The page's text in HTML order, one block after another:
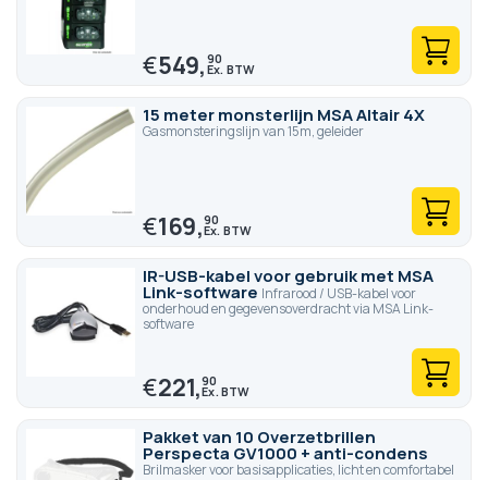
€549,90
15 meter monsterlijn MSA Altair 4X
Gasmonsteringslijn van 15m, geleider
€169,90
IR-USB-kabel voor gebruik met MSA
Link-software Infrarood / USB-kabel voor
onderhoud en gegevensoverdracht via MSA Link-
software
€221,90
Pakket van 10 Overzetbrillen
Perspecta GV1000 + anti-condens
Brilmasker voor basisapplicaties, licht en comfortabel